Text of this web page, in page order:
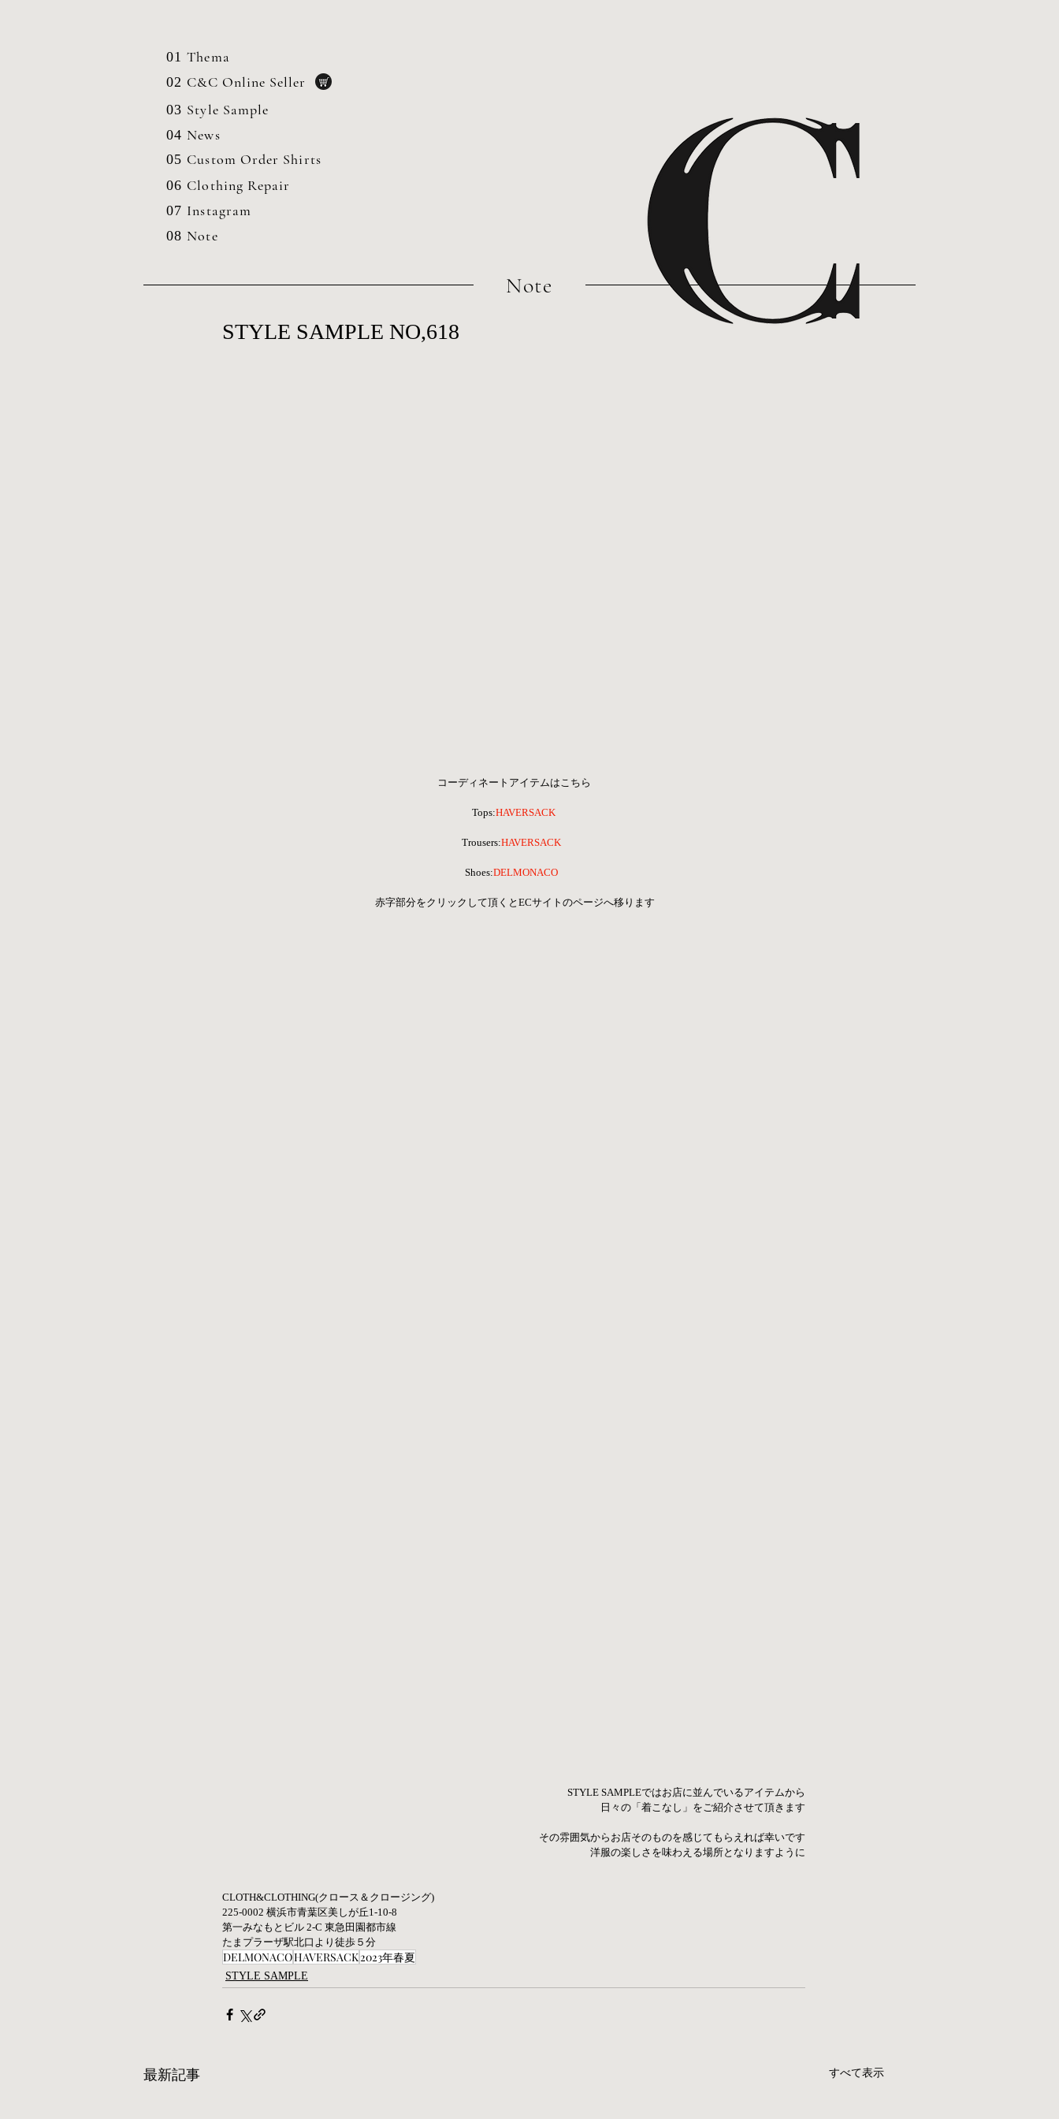
01 Thema
02 C&C Online Seller
03 Style Sample
04 News
05 Custom Order Shirts
06 Clothing Repair
07 Instagram
08 Note
​Note
STYLE SAMPLE NO,618
コーディネートアイテムはこちら
Tops:HAVERSACK
Trousers:HAVERSACK
Shoes:DELMONACO
赤字部分をクリックして頂くとECサイトのページへ移ります
STYLE SAMPLEではお店に並んでいるアイテムから
日々の「着こなし」をご紹介させて頂きます
その雰囲気からお店そのものを感じてもらえれば幸いです
洋服の楽しさを味わえる場所となりますように
CLOTH&CLOTHING(クロース＆クロージング)
225-0002 横浜市青葉区美しが丘1-10-8
第一みなもとビル 2-C 東急田園都市線
たまプラーザ駅北口より徒歩５分
DELMONACOHAVERSACK2023年春夏
STYLE SAMPLE
最新記事 すべて表示